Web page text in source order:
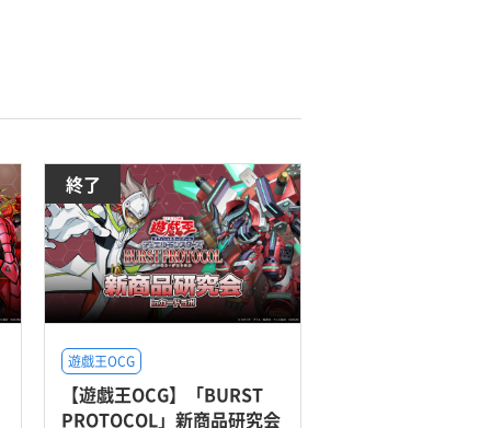
終了
遊戯王OCG
【遊戯王OCG】「BURST
PROTOCOL」新商品研究会